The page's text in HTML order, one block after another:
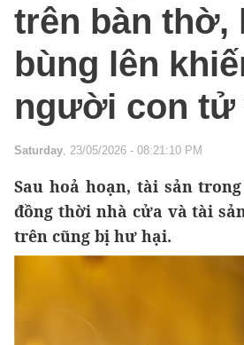
trên bàn thờ,
bùng lên
người con tử
Saturday, 23/05/2026 - 08:21:10 PM
Sau hoả hoạn, tài sản
đồng thời nhà cửa và tài
trên cũng bị hư hại.